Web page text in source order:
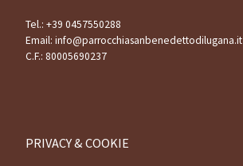
Tel.: +39 0457550288
Email: info@parrocchiasanbenedettodilugana.it
C.F.: 80005690237
PRIVACY & COOKIE